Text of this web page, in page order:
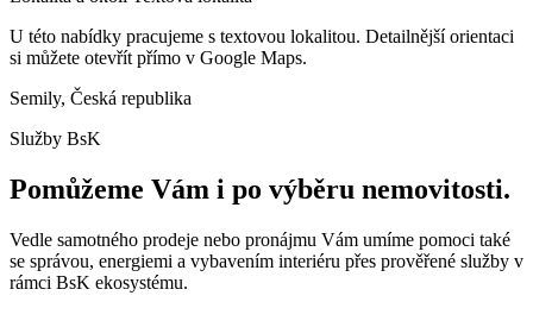
U této nabídky pracujeme s textovou lokalitou. Detailnější orientaci
si můžete otevřít přímo v Google Maps.
Semily, Česká republika
Služby BsK
Pomůžeme Vám i po výběru nemovitosti.
Vedle samotného prodeje nebo pronájmu Vám umíme pomoci také
se správou, energiemi a vybavením interiéru přes prověřené služby v
rámci BsK ekosystému.